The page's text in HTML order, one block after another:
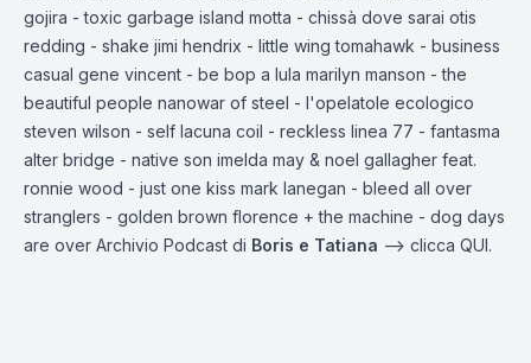
gojira - toxic garbage island motta - chissà dove sarai otis
redding - shake jimi hendrix - little wing tomahawk - business
casual gene vincent - be bop a lula marilyn manson - the
beautiful people nanowar of steel - l'opelatole ecologico
steven wilson - self lacuna coil - reckless linea 77 - fantasma
alter bridge - native son imelda may & noel gallagher feat.
ronnie wood - just one kiss mark lanegan - bleed all over
stranglers - golden brown florence + the machine - dog days
are over Archivio Podcast di Boris e Tatiana —-> clicca QUI.